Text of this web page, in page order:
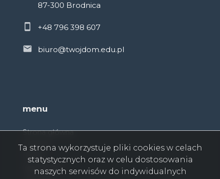
87-300 Brodnica
+48 796 398 607
biuro@twojdom.edu.pl
menu
Strona główna
O firmie
Oferty
Ta strona wykorzystuje pliki cookies w celach
statystycznych oraz w celu dostosowania
naszych serwisów do indywidualnych